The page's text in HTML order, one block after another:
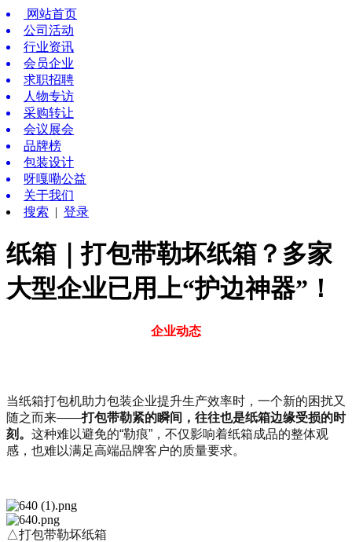
网站首页
公司活动
行业资讯
会员企业
求职招聘
人物专访
采购转让
会议展会
品牌榜
包装设计
呀嘎嘞公益
关于我们
搜索 | 登录
纸箱｜打包带勒坏纸箱？多家
大型企业已用上“护边神器”！
企业动态
当纸箱打包机助力包装企业提升生产效率时，一个新的困扰又
随之而来——打包带勒紧的瞬间，往往也是纸箱边缘受损的时
刻。 这种难以避免的“勒痕”，不仅影响着纸箱成品的整体观
感，也难以满足高端品牌客户的质量要求。
△打包带勒坏纸箱